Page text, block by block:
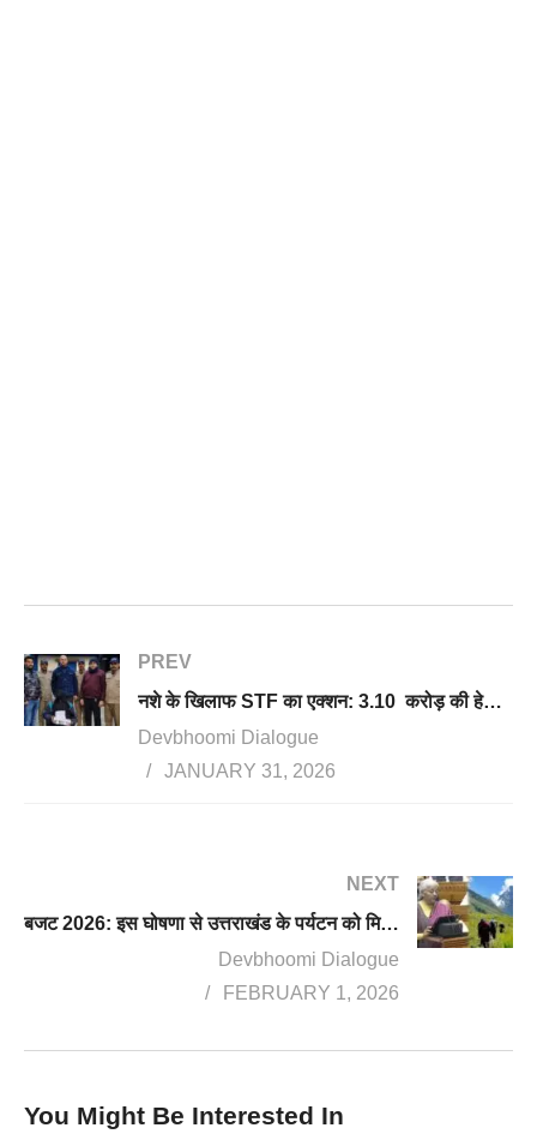
PREV
नशे के खिलाफ STF का एक्शन: 3.10 करोड़ की हेरोइन के साथ कुख्यात तस्कर मामू गिरफ्तार
Devbhoomi Dialogue
JANUARY 31, 2026
NEXT
बजट 2026: इस घोषणा से उत्तराखंड के पर्यटन को मिलेगा नया आयाम
Devbhoomi Dialogue
FEBRUARY 1, 2026
You Might Be Interested In